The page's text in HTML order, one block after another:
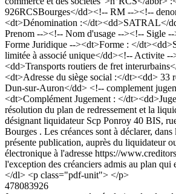
926RCSBourges</dd><!-- RM --><!--
<dt>Dénomination :</dt><dd>SATRAL</
Prenom --><!-- Nom d'usage --><!-- Sigle
Forme Juridique --><dt>Forme : </
limitée à associé unique</dd><!-- Activite
<dd>Transports routiers de fret
<dt>Adresse du siège social :</dt><dd> 33
Dun-sur-Auron</dd> <!-- complement
<dt>Complément Jugement : </
résolution du plan de redressement et la
désignant liquidateur Scp Ponroy 40 BIS,
Bourges . Les créances sont à déclarer,
présente publication, auprès du liquidateur
électronique à l'adresse https://
l'exception des créanciers admis au plan qui
</dl> <p class="pdf-unit"> </p>
478083926